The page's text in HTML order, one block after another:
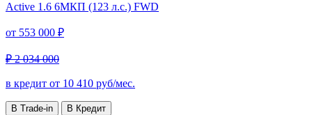
Active 1.6 6МКП (123 л.с.) FWD
от 553 000 ₽
₽ 2 034 000
в кредит от 10 410 руб/мес.
В Trade-in В Кредит